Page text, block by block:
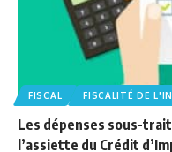
FISCAL FISCALITÉ DE
Les dépenses sous-
l’assiette du Crédit